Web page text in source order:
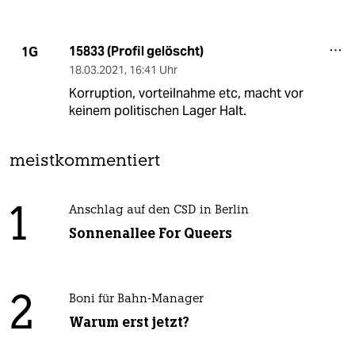
1G 15833 (Profil gelöscht)
18.03.2021, 16:41 Uhr
Korruption, vorteilnahme etc, macht vor
keinem politischen Lager Halt.
meistkommentiert
1 Anschlag auf den CSD in Berlin
Sonnenallee For Queers
2 Boni für Bahn-Manager
Warum erst jetzt?